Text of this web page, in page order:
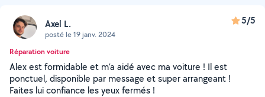
Axel L.
posté le 19 janv. 2024
5/5
Réparation voiture
Alex est formidable et m’a aidé avec ma voiture ! Il est
ponctuel, disponible par message et super arrangeant !
Faites lui confiance les yeux fermés !